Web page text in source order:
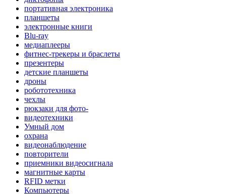
портативная электроника
планшеты
электронные книги
Blu-ray
медиаплееры
фитнес-трекеры и браслеты
презентеры
детские планшеты
дроны
робототехника
чехлы
рюкзаки для фото-
видеотехники
Умный дом
охрана
видеонаблюдение
повторители
приемники видеосигнала
магнитные карты
RFID метки
Компьютеры